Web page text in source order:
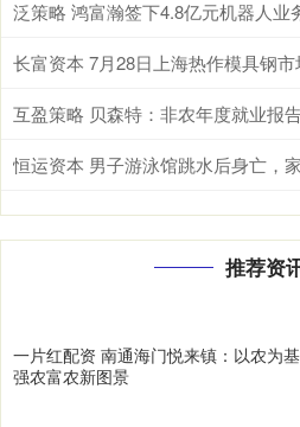
泛策略 鸿富瀚签下4.8亿元机器人业
长富资本 7月28日上海热作模具钢
推荐资
一片红配资 南通海门悦来镇：以农为
强农富农新图景